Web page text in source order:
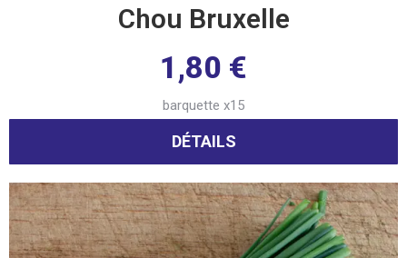
Chou Bruxelle
1,80 €
barquette x15
DÉTAILS